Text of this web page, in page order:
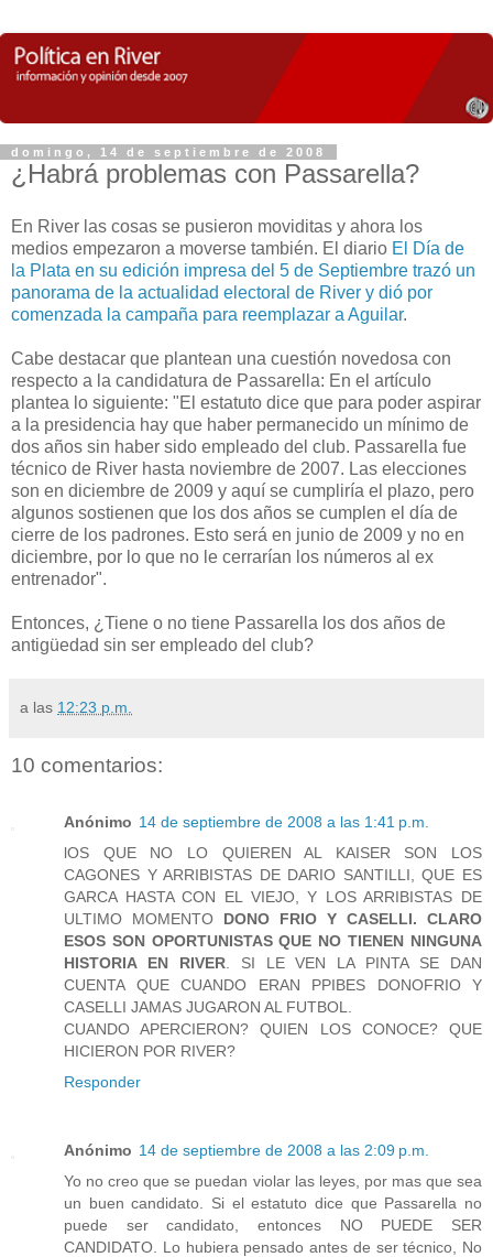
domingo, 14 de septiembre de 2008
¿Habrá problemas con Passarella?
En River las cosas se pusieron moviditas y ahora los
medios empezaron a moverse también. El diario El Día de
la Plata en su edición impresa del 5 de Septiembre trazó un
panorama de la actualidad electoral de River y dió por
comenzada la campaña para reemplazar a Aguilar.
Cabe destacar que plantean una cuestión novedosa con
respecto a la candidatura de Passarella: En el artículo
plantea lo siguiente: "El estatuto dice que para poder aspirar
a la presidencia hay que haber permanecido un mínimo de
dos años sin haber sido empleado del club. Passarella fue
técnico de River hasta noviembre de 2007. Las elecciones
son en diciembre de 2009 y aquí se cumpliría el plazo, pero
algunos sostienen que los dos años se cumplen el día de
cierre de los padrones. Esto será en junio de 2009 y no en
diciembre, por lo que no le cerrarían los números al ex
entrenador".
Entonces, ¿Tiene o no tiene Passarella los dos años de
antigüedad sin ser empleado del club?
a las 12:23 p.m.
10 comentarios:
Anónimo 14 de septiembre de 2008 a las 1:41 p.m.
lOS QUE NO LO QUIEREN AL KAISER SON LOS
CAGONES Y ARRIBISTAS DE DARIO SANTILLI, QUE ES
GARCA HASTA CON EL VIEJO, Y LOS ARRIBISTAS DE
ULTIMO MOMENTO DONO FRIO Y CASELLI. CLARO
ESOS SON OPORTUNISTAS QUE NO TIENEN NINGUNA
HISTORIA EN RIVER. SI LE VEN LA PINTA SE DAN
CUENTA QUE CUANDO ERAN PPIBES DONOFRIO Y
CASELLI JAMAS JUGARON AL FUTBOL.
CUANDO APERCIERON? QUIEN LOS CONOCE? QUE
HICIERON POR RIVER?
Responder
Anónimo 14 de septiembre de 2008 a las 2:09 p.m.
Yo no creo que se puedan violar las leyes, por mas que sea
un buen candidato. Si el estatuto dice que Passarella no
puede ser candidato, entonces NO PUEDE SER
CANDIDATO. Lo hubiera pensado antes de ser técnico, No